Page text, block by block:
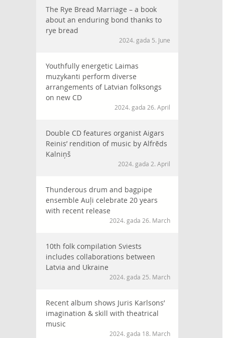
The Rye Bread Marriage – a book
about an enduring bond thanks to
rye bread
2024. gada 5. June
Youthfully energetic Laimas
muzykanti perform diverse
arrangements of Latvian folksongs
on new CD
2024. gada 26. April
Double CD features organist Aigars
Reinis’ rendition of music by Alfrēds
Kalniņš
2024. gada 2. April
Thunderous drum and bagpipe
ensemble Auļi celebrate 20 years
with recent release
2024. gada 26. March
10th folk compilation Sviests
includes collaborations between
Latvia and Ukraine
2024. gada 25. March
Recent album shows Juris Karlsons’
imagination & skill with theatrical
music
2024. gada 18. March